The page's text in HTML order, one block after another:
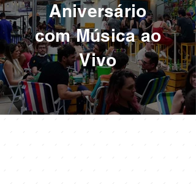
Aniversário
com Música ao
Vivo
Feirinha Bar: O